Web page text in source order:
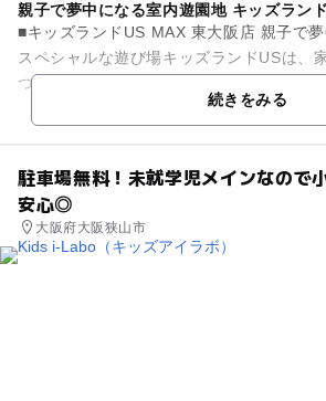
親子で夢中になる室内遊園地 キッズラン
■キッズランドUS MAX 東大阪店 親子で
スペシャルな遊び場キッズランドUSは、
つろぎ、そしてかけがえのない家族の思
続きをみる
駐車場無料！未就学児メインなので
安心◎
大阪府大阪狭山市